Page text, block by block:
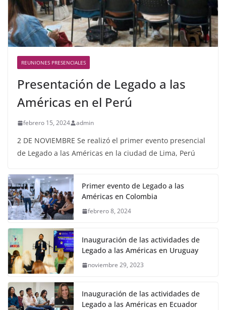
REUNIONES PRESENCIALES
Presentación de Legado a las
Américas en el Perú
febrero 15, 2024 admin
2 DE NOVIEMBRE Se realizó el primer evento presencial
de Legado a las Américas en la ciudad de Lima, Perú
Primer evento de Legado a las
Américas en Colombia
febrero 8, 2024
Inauguración de las actividades de
Legado a las Américas en Uruguay
noviembre 29, 2023
Inauguración de las actividades de
Legado a las Américas en Ecuador